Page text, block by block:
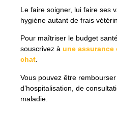
Le faire soigner, lui faire ses
hygiène autant de frais
Pour maîtriser le budget
souscrivez à une assurance
chat.
Vous pouvez être
d’hospitalisation, de
maladie.